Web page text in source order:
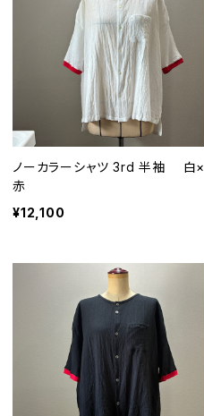
ノーカラーシャツ 3rd 半袖 白×
赤
¥12,100